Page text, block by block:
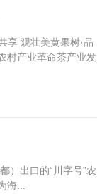
享 观壮美黄果树·品
村产业革命茶产业发
）出口的“川字号”农
海...